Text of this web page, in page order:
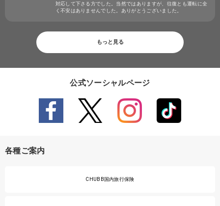
対応して下さる方でした。当然ではありますが、往復とも運転に全
く不安はありませんでした。ありがとうございました。
もっと見る
公式ソーシャルページ
各種ご案内
CHUBB国内旅行保険